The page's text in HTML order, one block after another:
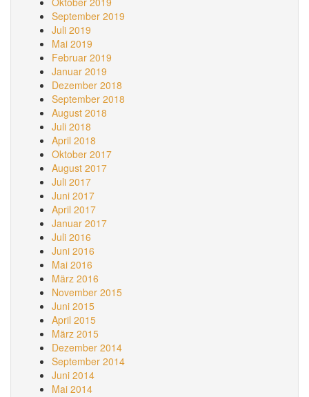
September 2019
Juli 2019
Mai 2019
Februar 2019
Januar 2019
Dezember 2018
September 2018
August 2018
Juli 2018
April 2018
Oktober 2017
August 2017
Juli 2017
Juni 2017
April 2017
Januar 2017
Juli 2016
Juni 2016
Mai 2016
März 2016
November 2015
Juni 2015
April 2015
März 2015
Dezember 2014
September 2014
Juni 2014
Mai 2014